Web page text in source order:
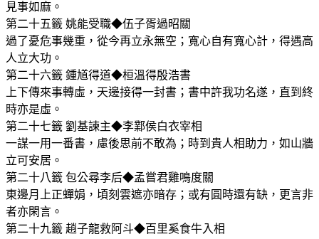
見事如麻。
第二十五籤 姚能受職◆伍子胥過昭關
過了憂危事幾重，從今再立永無空；寬心自有寬心計，得遇高
人立大功。
第二十六籤 鍾馗得道◆桓溫得殷浩書
上下傳來事轉虛，天邊接得一封書；書中許我功名遂，直到終
時亦是虛。
第二十七籤 劉基諫主◆李鄴侯白衣宰相
一謀一用一番書，慮後思前不敢為；時到貴人相助力，如山牆
立可安居。
第二十八籤 包公尋李后◆孟嘗君雞鳴度關
東邊月上正蟬娟，頃刻雲遮亦暗存；或有圓時還有缺，更言非
者亦閑言。
第二十九籤 趙子龍救阿斗◆百里奚食牛入相